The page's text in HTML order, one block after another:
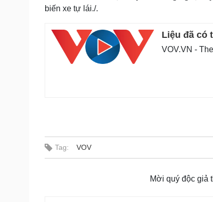
biến xe tự lái./.
Liệu đã có
VOV.VN -
Tag: VOV
Mời quý độc giả